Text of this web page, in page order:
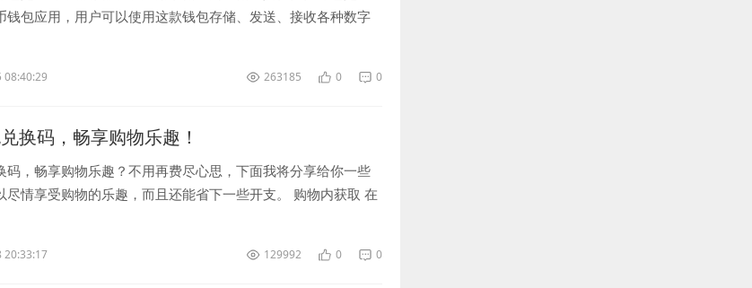
钱包应用，用户可以使用这款钱包存储、发送、接收各种数字
08:40:29 263185 0 0
换码，畅享购物乐趣！
码，畅享购物乐趣？不用再费尽心思，下面我将分享给你一些
尽情享受购物的乐趣，而且还能省下一些开支。 购物内获取 在
20:33:17 129992 0 0